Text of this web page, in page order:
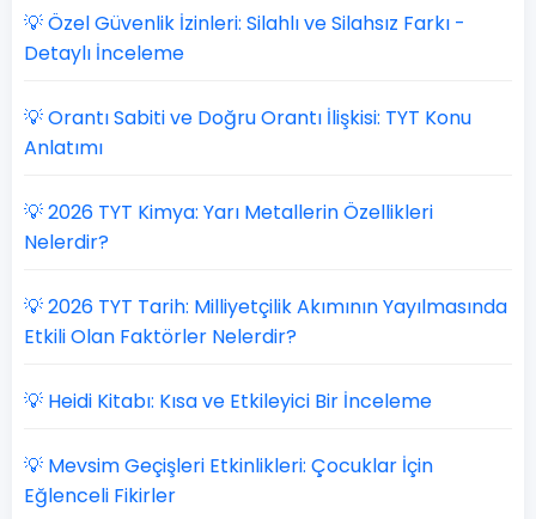
💡 Özel Güvenlik İzinleri: Silahlı ve Silahsız Farkı -
Detaylı İnceleme
💡 Orantı Sabiti ve Doğru Orantı İlişkisi: TYT Konu
Anlatımı
💡 2026 TYT Kimya: Yarı Metallerin Özellikleri
Nelerdir?
💡 2026 TYT Tarih: Milliyetçilik Akımının Yayılmasında
Etkili Olan Faktörler Nelerdir?
💡 Heidi Kitabı: Kısa ve Etkileyici Bir İnceleme
💡 Mevsim Geçişleri Etkinlikleri: Çocuklar İçin
Eğlenceli Fikirler